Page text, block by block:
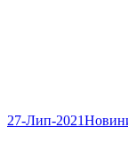
27-Лип-2021